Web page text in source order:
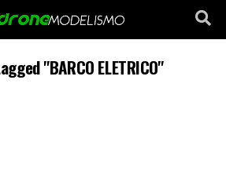
"BARCO ELETRICO"